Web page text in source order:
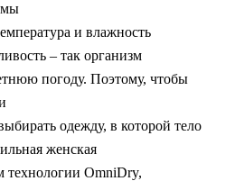
и влажность
– так организм
погоду. Поэтому, чтобы
одежду, в которой тело
женская
технологии OmniDry,